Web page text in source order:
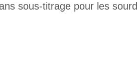
sous-titrage pour les